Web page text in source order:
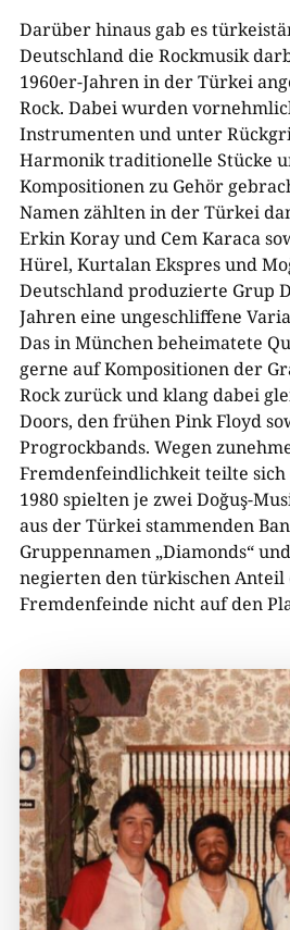
Darüber hinaus gab es
Deutschland die Rockmusik
1960er-Jahren in der Türkei
Rock. Dabei wurden
Instrumenten und unter
Harmonik traditionelle Stücke
Kompositionen zu Gehör
Namen zählten in der Türkei
Erkin Koray und Cem Karaca
Hürel, Kurtalan Ekspres und
Deutschland produzierte Grup
Jahren eine ungeschliffene
Das in München beheimatete
gerne auf Kompositionen der
Rock zurück und klang dabei
Doors, den frühen Pink Floyd
Progrockbands. Wegen
Fremdenfeindlichkeit teilte sich
1980 spielten je zwei Doğuş-
aus der Türkei stammenden
Gruppennamen „Diamonds“
negierten den türkischen Anteil
Fremdenfeinde nicht auf den